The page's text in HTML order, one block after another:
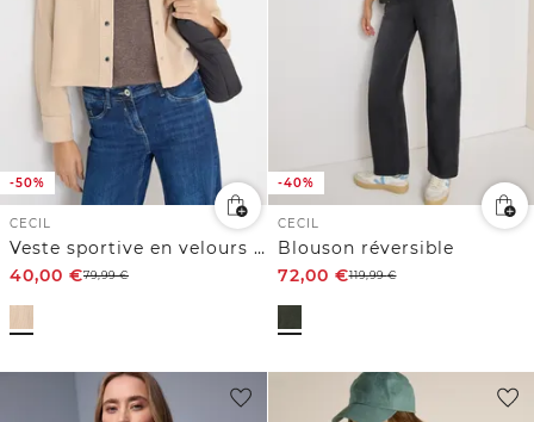
-50%
CECIL
Veste sportive en velours côtelé
40,00 €79,99€
-40%
CECIL
Blouson réversible
72,00 €119,99€